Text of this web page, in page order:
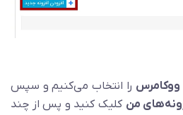
ووکامرس را انتخاب می‌کنیم و سپس
من کلیک کنید و پس از چند